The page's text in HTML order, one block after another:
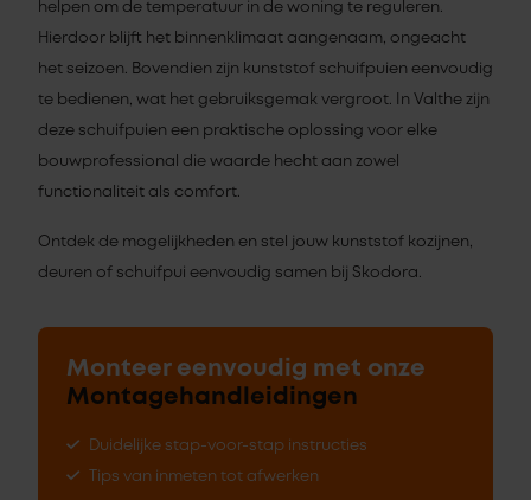
helpen om de temperatuur in de woning te reguleren.
Hierdoor blijft het binnenklimaat aangenaam, ongeacht
het seizoen. Bovendien zijn kunststof schuifpuien eenvoudig
te bedienen, wat het gebruiksgemak vergroot. In Valthe zijn
deze schuifpuien een praktische oplossing voor elke
bouwprofessional die waarde hecht aan zowel
functionaliteit als comfort.
Ontdek de mogelijkheden en stel jouw kunststof kozijnen,
deuren of schuifpui eenvoudig samen bij Skodora.
Monteer eenvoudig met onze
Montagehandleidingen
Duidelijke stap-voor-stap instructies
Tips van inmeten tot afwerken